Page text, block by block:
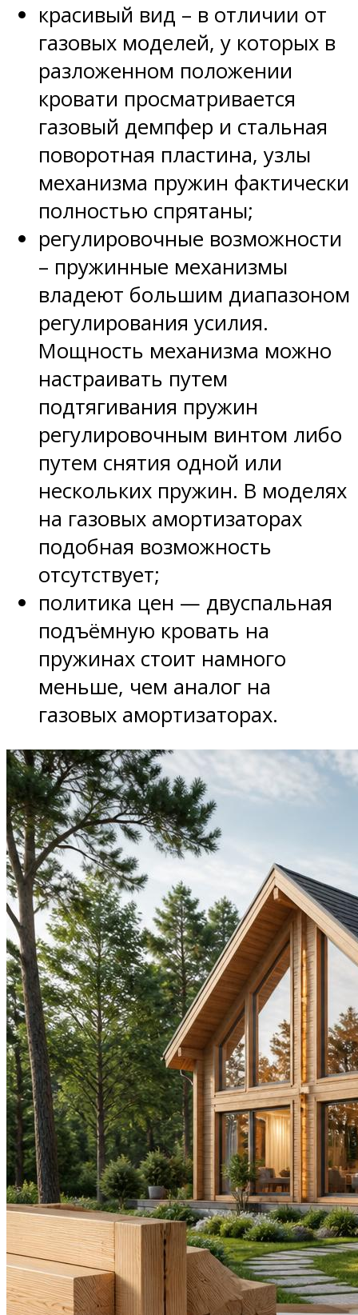
красивый вид – в отличии от
газовых моделей, у которых в
разложенном положении
кровати просматривается
газовый демпфер и стальная
поворотная пластина, узлы
механизма пружин фактически
полностью спрятаны;
регулировочные возможности
– пружинные механизмы
владеют большим диапазоном
регулирования усилия.
Мощность механизма можно
настраивать путем
подтягивания пружин
регулировочным винтом либо
путем снятия одной или
нескольких пружин. В моделях
на газовых амортизаторах
подобная возможность
отсутствует;
политика цен — двуспальная
подъёмную кровать на
пружинах стоит намного
меньше, чем аналог на
газовых амортизаторах.